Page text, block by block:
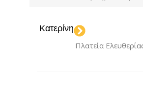
Κατερίνη
Πλατεία